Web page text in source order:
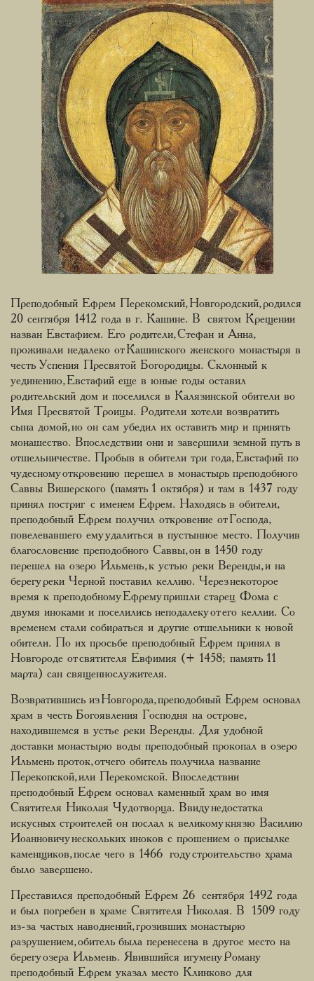
Преподобный Ефрем Перекомский, Новгородский, родился
20 сентября 1412 года в г. Кашине. В святом Крещении
назван Евстафием. Его родители, Стефан и Анна,
проживали недалеко от Кашинского женского монастыря в
честь Успения Пресвятой Богородицы. Склонный к
уединению, Евстафий еще в юные годы оставил
родительский дом и поселился в Калязинской обители во
Имя Пресвятой Троицы. Родители хотели возвратить
сына домой, но он сам убедил их оставить мир и принять
монашество. Впоследствии они и завершили земной путь в
отшельничестве. Пробыв в обители три года, Евстафий по
чудесному откровению перешел в монастырь преподобного
Саввы Вишерского (память 1 октября) и там в 1437 году
принял постриг с именем Ефрем. Находясь в обители,
преподобный Ефрем получил откровение от Господа,
повелевавшего ему удалиться в пустынное место. Получив
благословение преподобного Саввы, он в 1450 году
перешел на озеро Ильмень, к устью реки Веренды, и на
берегу реки Черной поставил келлию. Через некоторое
время к преподобному Ефрему пришли старец Фома с
двумя иноками и поселились неподалеку от его келлии. Со
временем стали собираться и другие отшельники к новой
обители. По их просьбе преподобный Ефрем принял в
Новгороде от святителя Евфимия (+ 1458; память 11
марта) сан священнослужителя.
Возвратившись из Новгорода, преподобный Ефрем основал
храм в честь Богоявления Господня на острове,
находившемся в устье реки Веренды. Для удобной
доставки монастырю воды преподобный прокопал в озеро
Ильмень проток, отчего обитель получила название
Перекопской, или Перекомской. Впоследствии
преподобный Ефрем основал каменный храм во имя
Святителя Николая Чудотворца. Ввиду недостатка
искусных строителей он послал к великому князю Василию
Иоанновичу нескольких иноков с прошением о присылке
каменщиков, после чего в 1466 году строительство храма
было завершено.
Преставился преподобный Ефрем 26 сентября 1492 года
и был погребен в храме Святителя Николая. В 1509 году
из-за частых наводнений, грозивших монастырю
разрушением, обитель была перенесена в другое место на
берегу озера Ильмень. Явившийся игумену Роману
преподобный Ефрем указал место Клинково для